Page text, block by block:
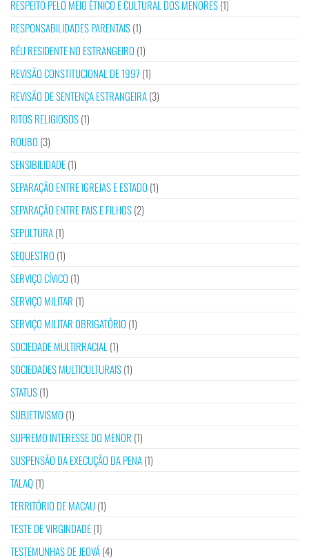
RESPEITO PELO MEIO ÉTNICO E CULTURAL DOS MENORES(1)
RESPONSABILIDADES PARENTAIS(1)
RÉU RESIDENTE NO ESTRANGEIRO (1)
REVISÃO CONSTITUCIONAL DE 1997 (1)
REVISÃO DE SENTENÇA ESTRANGEIRA(3)
RITOS RELIGIOSOS(1)
ROUBO (3)
SENSIBILIDADE(1)
SEPARAÇÃO ENTRE IGREJAS E ESTADO (1)
SEPARAÇÃO ENTRE PAIS E FILHOS(2)
SEPULTURA(1)
SEQUESTRO (1)
SERVIÇO CÍVICO (1)
SERVIÇO MILITAR (1)
SERVIÇO MILITAR OBRIGATÓRIO (1)
SOCIEDADE MULTIRRACIAL (1)
SOCIEDADES MULTICULTURAIS(1)
STATUS(1)
SUBJETIVISMO (1)
SUPREMO INTERESSE DO MENOR (1)
SUSPENSÃO DA EXECUÇÃO DA PENA(1)
TALAQ(1)
TERRITÓRIO DE MACAU(1)
TESTE DE VIRGINDADE(1)
TESTEMUNHAS DE JEOVÁ(4)